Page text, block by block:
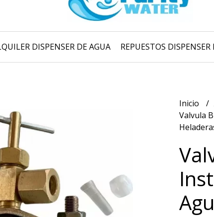
DISPENSER DE AGUA REPUESTOS DISPENSER
Inicio
Valvula